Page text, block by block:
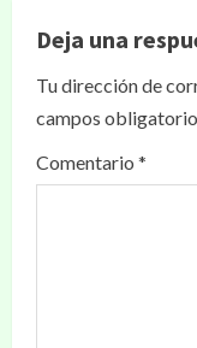
Deja una
Tu dirección de
campos
Comentario *